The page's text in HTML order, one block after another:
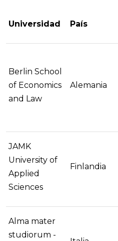
Universidad País
Berlin School
of Economics
and Law
Alemania
JAMK
University of
Applied
Sciences
Finlandia
Alma mater
studiorum -